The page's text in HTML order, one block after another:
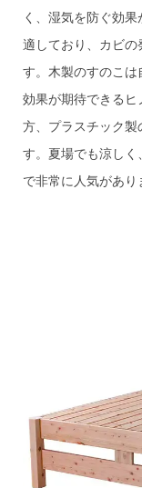
く、湿気を防ぐ効
適しており、カビの
す。木製のすのこ
効果が期待できる
方、プラスチック
す。夏場でも涼し
で非常に人気があり